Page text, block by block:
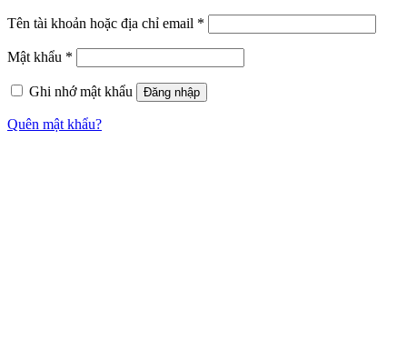
Tên tài khoản hoặc địa chỉ email *
Mật khẩu *
Ghi nhớ mật khẩu Đăng nhập
Quên mật khẩu?